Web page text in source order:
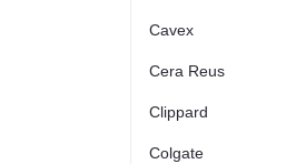
Cavex
Cera Reus
Clippard
Colgate